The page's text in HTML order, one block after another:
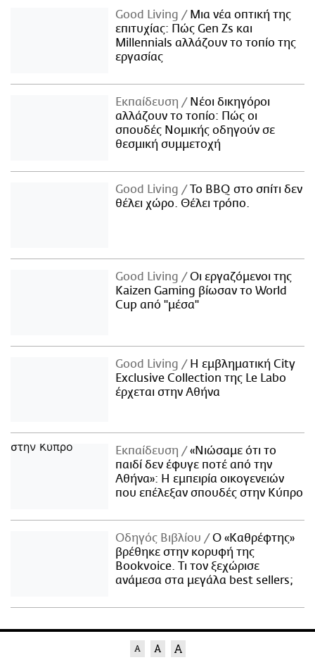
Good Living
Μια νέα οπτική της
επιτυχίας: Πώς Gen Zs και
Millennials αλλάζουν το τοπίο της
εργασίας
Εκπαίδευση
Νέοι δικηγόροι
αλλάζουν το τοπίο: Πώς οι
σπουδές Νομικής οδηγούν σε
θεσμική συμμετοχή
Good Living
Το BBQ στο σπίτι δεν
θέλει χώρο. Θέλει τρόπο.
Good Living
Οι εργαζόμενοι της
Kaizen Gaming βίωσαν το World
Cup από "μέσα"
Good Living
Η εμβληματική City
Exclusive Collection της Le Labo
έρχεται στην Αθήνα
Εκπαίδευση
«Νιώσαμε ότι το
παιδί δεν έφυγε ποτέ από την
Αθήνα»: Η εμπειρία οικογενειών
που επέλεξαν σπουδές στην Κύπρο
Οδηγός Βιβλίου
Ο «Καθρέφτης»
βρέθηκε στην κορυφή της
Bookvoice. Τι τον ξεχώρισε
ανάμεσα στα μεγάλα best sellers;